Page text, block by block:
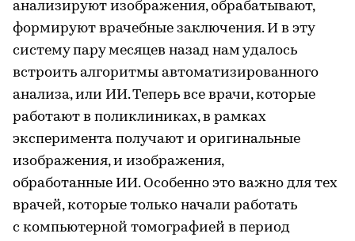
анализируют изображения, обрабатывают,
формируют врачебные заключения. И в эту
систему пару месяцев назад нам удалось
встроить алгоритмы автоматизированного
анализа, или ИИ. Теперь все врачи, которые
работают в поликлиниках, в рамках
эксперимента получают и оригинальные
изображения, и изображения,
обработанные ИИ. Особенно это важно для тех
врачей, которые только начали работать
с компьютерной томографией в период